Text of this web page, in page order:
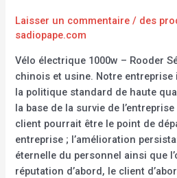
Laisser un commentaire / des
sadiopape.com
Vélo électrique 1000w – Rooder
chinois et usine. Notre
la politique standard de haute
la base de la survie de
client pourrait être le point de
entreprise ; l’amélioration
éternelle du personnel ainsi que
réputation d’abord, le client